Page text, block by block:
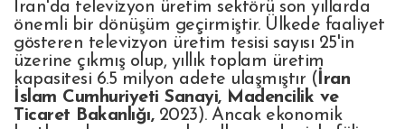
İran'da televizyon üretim sektörü son yıllarda
önemli bir dönüşüm geçirmiştir. Ülkede faaliyet
gösteren televizyon üretim tesisi sayısı 25'in
üzerine çıkmış olup, yıllık toplam üretim
kapasitesi 6.5 milyon adete ulaşmıştır (İran
İslam Cumhuriyeti Sanayi, Madencilik ve
Ticaret Bakanlığı,2023). Ancak ekonomik